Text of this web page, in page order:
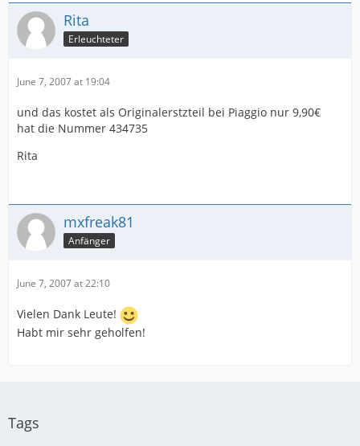
Rita
Erleuchteter
June 7, 2007 at 19:04
und das kostet als Originalerstzteil bei Piaggio nur 9,90€
hat die Nummer 434735
Rita
mxfreak81
Anfänger
June 7, 2007 at 22:10
Vielen Dank Leute!
Habt mir sehr geholfen!
Tags